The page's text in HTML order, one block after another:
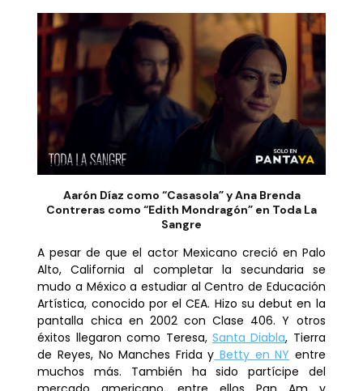
Aarón Díaz como “Casasola” y Ana Brenda
Contreras como “Edith Mondragón” en Toda La
Sangre
A pesar de que el actor Mexicano creció en Palo
Alto, California al completar la secundaria se
mudo a México a estudiar al Centro de Educación
Artística, conocido por el CEA. Hizo su debut en la
pantalla chica en 2002 conClase 406. Y otros
éxitos llegaron como Teresa, Santa Diabla, Tierra
de Reyes, No Manches Frida y Betty en NY entre
muchos más. También ha sido partícipe del